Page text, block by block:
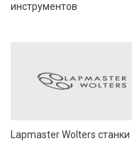
инструментов
Lapmaster Wolters